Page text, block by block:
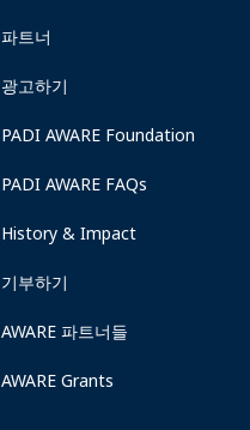
파트너
광고하기
PADI AWARE Foundation
PADI AWARE FAQs
History & Impact
기부하기
AWARE 파트너들
AWARE Grants